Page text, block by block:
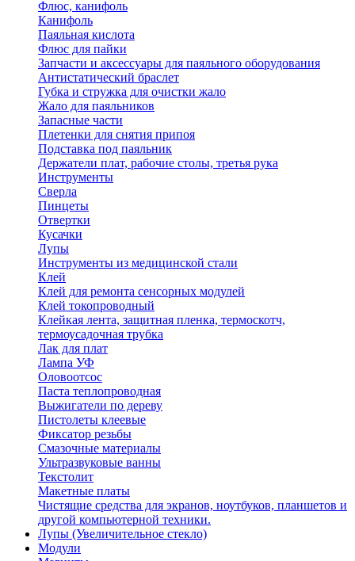
Флюс, канифоль
Канифоль
Паяльная кислота
Флюс для пайки
Запчасти и аксессуары для паяльного оборудования
Антистатический браслет
Губка и стружка для очистки жало
Жало для паяльников
Запасные части
Плетенки для снятия припоя
Подставка под паяльник
Держатели плат, рабочие столы, третья рука
Инструменты
Сверла
Пинцеты
Отвертки
Кусачки
Лупы
Инструменты из медицинской стали
Клей
Клей для ремонта сенсорных модулей
Клей токопроводный
Клейкая лента, защитная пленка, термоскотч,
термоусадочная трубка
Лак для плат
Лампа УФ
Оловоотсос
Паста теплопроводная
Выжигатели по дереву
Пистолеты клеевые
Фиксатор резьбы
Смазочные материалы
Ультразвуковые ванны
Текстолит
Макетные платы
Чистящие средства для экранов, ноутбуков, планшетов и
другой компьютерной техники.
Лупы (Увеличительное стекло)
Модули